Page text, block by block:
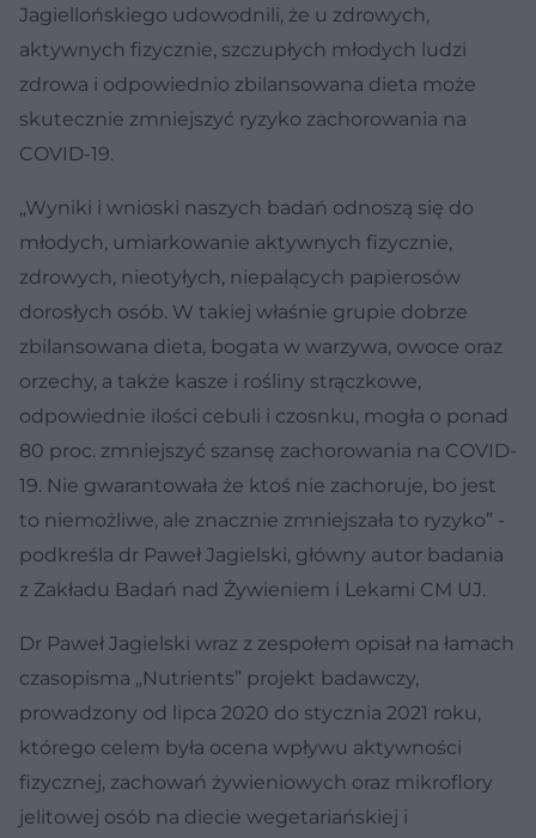
Jagiellońskiego udowodnili, że u zdrowych,
aktywnych fizycznie, szczupłych młodych ludzi
zdrowa i odpowiednio zbilansowana dieta może
skutecznie zmniejszyć ryzyko zachorowania na
COVID-19.
„Wyniki i wnioski naszych badań odnoszą się do
młodych, umiarkowanie aktywnych fizycznie,
zdrowych, nieotyłych, niepalących papierosów
dorosłych osób. W takiej właśnie grupie dobrze
zbilansowana dieta, bogata w warzywa, owoce oraz
orzechy, a także kasze i rośliny strączkowe,
odpowiednie ilości cebuli i czosnku, mogła o ponad
80 proc. zmniejszyć szansę zachorowania na COVID-
19. Nie gwarantowała że ktoś nie zachoruje, bo jest
to niemożliwe, ale znacznie zmniejszała to ryzyko” -
podkreśla dr Paweł Jagielski, główny autor badania
z Zakładu Badań nad Żywieniem i Lekami CM UJ.
Dr Paweł Jagielski wraz z zespołem opisał na łamach
czasopisma „Nutrients” projekt badawczy,
prowadzony od lipca 2020 do stycznia 2021 roku,
którego celem była ocena wpływu aktywności
fizycznej, zachowań żywieniowych oraz mikroflory
jelitowej osób na diecie wegetariańskiej i